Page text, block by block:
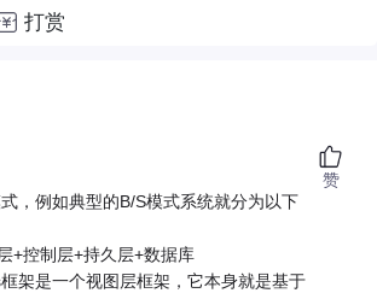
打赏
，例如典型的B/S模式系统就分为以下
+控制层+持久层+数据库
架是一个视图层框架，它本身就是基于
赞